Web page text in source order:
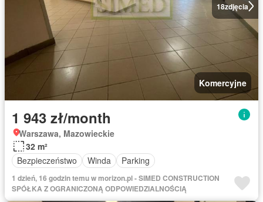
18zdjęcia
Komercyjne
1 943 zł/month
Warszawa, Mazowieckie
32 m²
Bezpieczeństwo
Winda Parking
1 dzień, 16 godzin temu w morizon.pl - SIMED CONSTRUCTION
SPÓŁKA Z OGRANICZONĄ ODPOWIEDZIALNOŚCIĄ